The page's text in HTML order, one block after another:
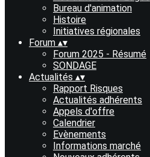
Bureau d'animation
Histoire
Initiatives régionales
Forum ▴▾
Forum 2025 - Résumé
SONDAGE
Actualités ▴▾
Rapport Risques
Actualités adhérents
Appels d'offre
Calendrier
Evènements
Informations marché